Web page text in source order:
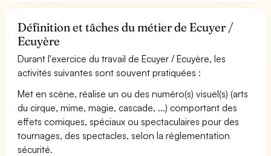
Définition et tâches du métier de Ecuyer /
Ecuyère
Durant l'exercice du travail de Ecuyer / Ecuyère, les
activités suivantes sont souvent pratiquées :
Met en scène, réalise un ou des numéro(s) visuel(s) (arts
du cirque, mime, magie, cascade, ...) comportant des
effets comiques, spéciaux ou spectaculaires pour des
tournages, des spectacles, selon la réglementation
sécurité.